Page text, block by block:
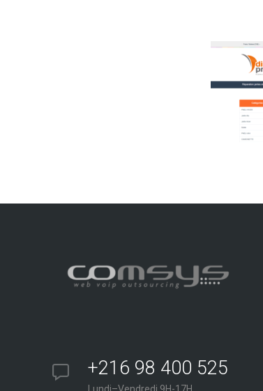
+216 98 400 525